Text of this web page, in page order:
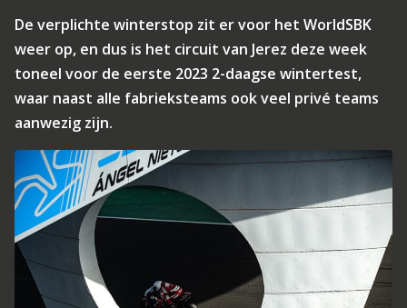
De verplichte winterstop zit er voor het WorldSBK
weer op, en dus is het circuit van Jerez deze week
toneel voor de eerste 2023 2-daagse wintertest,
waar naast alle fabrieksteams ook veel privé teams
aanwezig zijn.